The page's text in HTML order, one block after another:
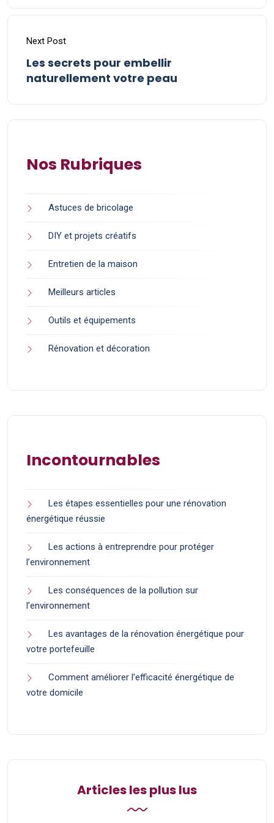
Next Post
Les secrets pour embellir
naturellement votre peau
Nos Rubriques
Astuces de bricolage
DIY et projets créatifs
Entretien de la maison
Meilleurs articles
Outils et équipements
Rénovation et décoration
Incontournables
Les étapes essentielles pour une rénovation
énergétique réussie
Les actions à entreprendre pour protéger
l’environnement
Les conséquences de la pollution sur
l’environnement
Les avantages de la rénovation énergétique pour
votre portefeuille
Comment améliorer l’efficacité énergétique de
votre domicile
Articles les plus lus